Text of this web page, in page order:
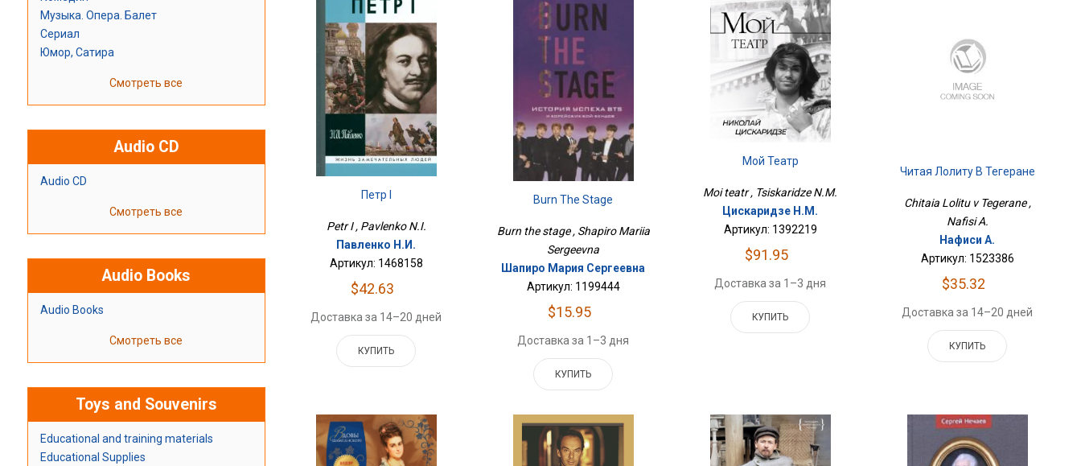
Музыка. Опера. Балет
Сериал
Юмор, Сатира
Смотреть все
Audio CD
Audio CD
Смотреть все
Audio Books
Audio Books
Смотреть все
Toys and Souvenirs
Educational and training materials
Educational Supplies
Петр I
Petr I , Pavlenko N.I.
Павленко Н.И.
Артикул: 1468158
$42.63
Доставка за 14–20 дней
КУПИТЬ
Burn The Stage
Burn the stage , Shapiro Mariia
Sergeevna
Шапиро Мария Сергеевна
Артикул: 1199444
$15.95
Доставка за 1–3 дня
КУПИТЬ
Мой Театр
Moi teatr , Tsiskaridze N.M.
Цискаридзе Н.М.
Артикул: 1392219
$91.95
Доставка за 1–3 дня
КУПИТЬ
Читая Лолиту В Тегеране
Chitaia Lolitu v Tegerane ,
Nafisi A.
Нафиси А.
Артикул: 1523386
$35.32
Доставка за 14–20 дней
КУПИТЬ